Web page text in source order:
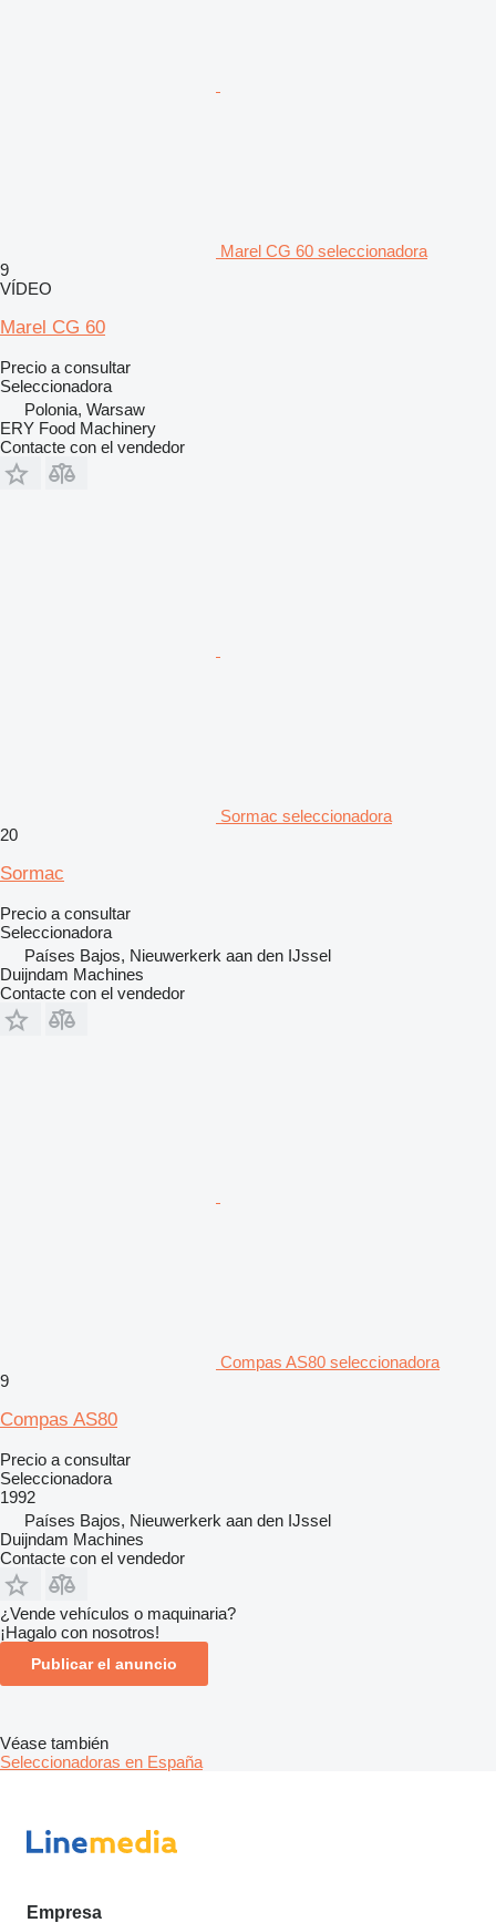
Marel CG 60 seleccionadora
9
VÍDEO
Marel CG 60
Precio a consultar
Seleccionadora
Polonia, Warsaw
ERY Food Machinery
Contacte con el vendedor
Sormac seleccionadora
20
Sormac
Precio a consultar
Seleccionadora
Países Bajos, Nieuwerkerk aan den IJssel
Duijndam Machines
Contacte con el vendedor
Compas AS80 seleccionadora
9
Compas AS80
Precio a consultar
Seleccionadora
1992
Países Bajos, Nieuwerkerk aan den IJssel
Duijndam Machines
Contacte con el vendedor
¿Vende vehículos o maquinaria?
¡Hagalo con nosotros!
Publicar el anuncio
Véase también
Seleccionadoras en España
Empresa